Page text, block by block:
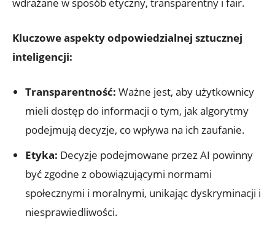
Kluczowe aspekty odpowiedzialnej sztucznej
inteligencji:
Transparentność: Ważne jest, aby użytkownicy
mieli​ dostęp ‌do informacji o tym, jak algorytmy
podejmują decyzje, co wpływa na ich zaufanie.
Etyka: Decyzje podejmowane przez AI powinny
być zgodne z obowiązującymi normami
społecznymi i moralnymi, unikając dyskryminacji i
​niesprawiedliwości.